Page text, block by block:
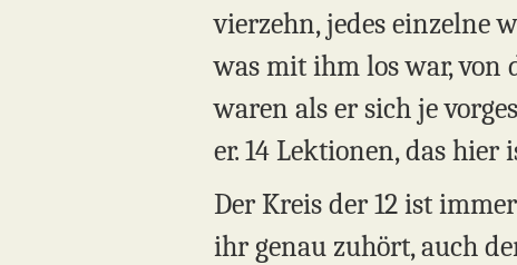
vierzehn, jedes einzelne
was mit ihm los war, von
waren als er sich je
er. 14 Lektionen, das hier
Der Kreis der 12 ist
ihr genau zuhört, auch